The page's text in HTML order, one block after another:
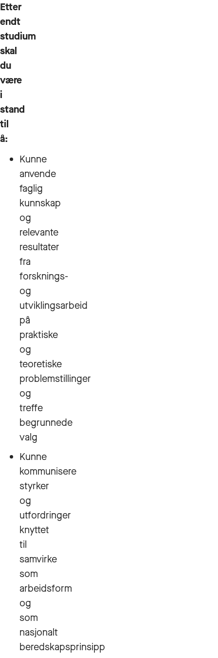
Etter
endt
studium
skal
du
være
i
stand
til
å:
Kunne
anvende
faglig
kunnskap
og
relevante
resultater
fra
forsknings-
og
utviklingsarbeid
på
praktiske
og
teoretiske
problemstillinger
og
treffe
begrunnede
valg
Kunne
kommunisere
styrker
og
utfordringer
knyttet
til
samvirke
som
arbeidsform
og
som
nasjonalt
beredskapsprinsipp